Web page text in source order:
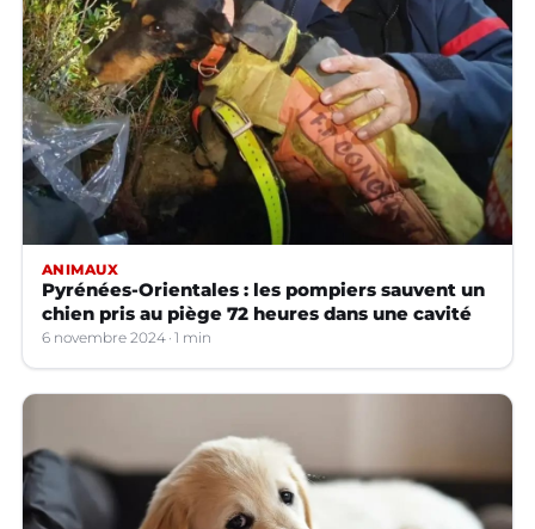
ANIMAUX
Pyrénées-Orientales : les pompiers sauvent un
chien pris au piège 72 heures dans une cavité
6 novembre 2024 1 min